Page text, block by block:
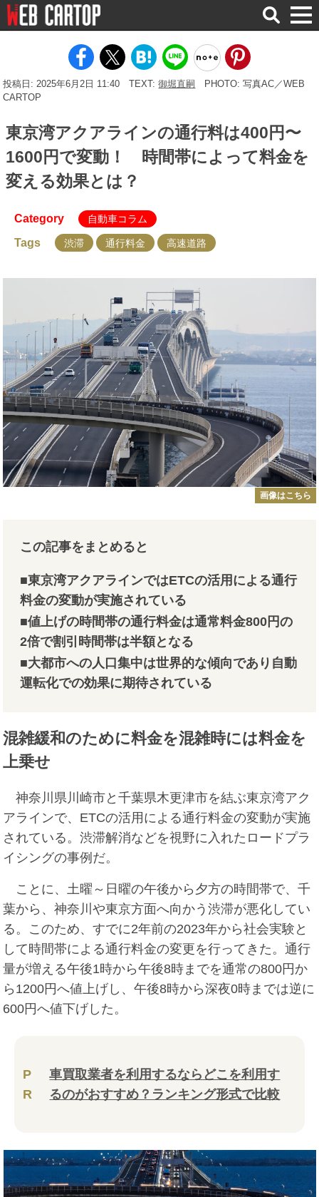
検
索
投稿日: 2025年6月2日 11:40 TEXT:御堀直嗣
PHOTO: 写真AC／WEB
CARTOP
東京湾アクアラインの通行料は400円〜
1600円で変動！ 時間帯によって料金を
変える効果とは？
Category 自動車コラム
Tags 渋滞 通行料金 高速道路
画像はこちら
この記事をまとめると
■東京湾アクアラインではETCの活用による通行
料金の変動が実施されている
■値上げの時間帯の通行料金は通常料金800円の
2倍で割引時間帯は半額となる
■大都市への人口集中は世界的な傾向であり自動
運転化での効果に期待されている
混雑緩和のために料金を混雑時には料金を
上乗せ
神奈川県川崎市と千葉県木更津市を結ぶ東京湾アク
アラインで、ETCの活用による通行料金の変動が実施
されている。渋滞解消などを視野に入れたロードプラ
イシングの事例だ。
ことに、土曜～日曜の午後から夕方の時間帯で、千
葉から、神奈川や東京方面へ向かう渋滞が悪化してい
る。このため、すでに2年前の2023年から社会実験と
して時間帯による通行料金の変更を行ってきた。通行
量が増える午後1時から午後8時までを通常の800円か
ら1200円へ値上げし、午後8時から深夜0時までは逆に
600円へ値下げした。
P
R
車買取業者を利用するならどこを利用す
るのがおすすめ？ランキング形式で比較